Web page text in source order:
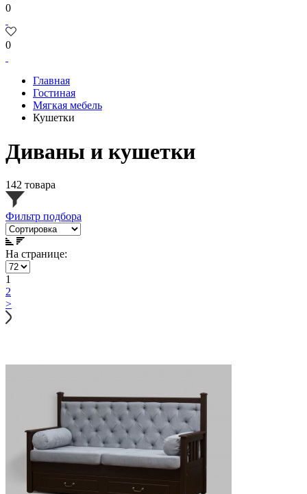
0
0
Главная
Гостиная
Мягкая мебель
Кушетки
Диваны и кушетки
142 товара
Фильтр подбора
На странице:
1
2
>